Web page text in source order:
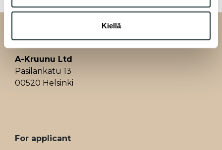
Kiellä
A-Kruunu Ltd
Pasilankatu 13
00520 Helsinki
ALAVALIKKO
For applicant